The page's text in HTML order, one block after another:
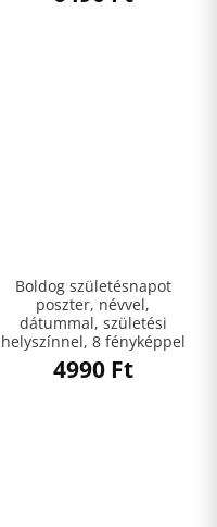
Boldog születésnapot
poszter, névvel,
dátummal, születési
helyszínnel, 8 fényképpel
4990 Ft